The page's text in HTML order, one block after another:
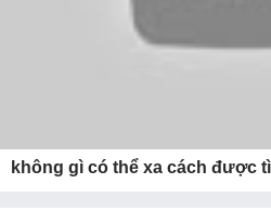
không gì có thể xa cách được